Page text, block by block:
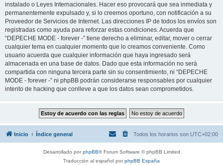
instalado o Leyes Internacionales. Hacer eso provocará que sea inmediata y
permanentemente expulsado y, si lo creemos oportuno, con notificación a su
Proveedor de Servicios de Internet. Las direcciones IP de todos los envíos son
registradas como ayuda para reforzar estas condiciones. Acuerda que
“DEPECHE MODE - forever -” tiene derecho a eliminar, editar, mover o cerrar
cualquier tema en cualquier momento que lo creamos conveniente. Como
usuario acuerda que cualquier información que haya ingresado será
almacenada en una base de datos. Dado que esta información no será
compartida con ninguna tercera parte sin su consentimiento, ni “DEPECHE
MODE - forever -” ni phpBB podrán considerarse responsables por cualquier
intento de hacking que conlleve a que los datos sean comprometidos.
Inicio Índice general Todos los horarios son UTC+02:00
Desarrollado porphpBB® Forum Software © phpBB Limited
Traducción al español porphpBB España